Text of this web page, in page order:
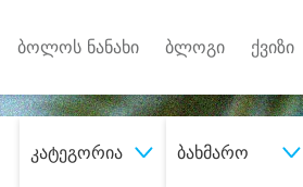
ბოლოს ნანახი ბლოგი ქვიზი
კატეგორია ბახმარო